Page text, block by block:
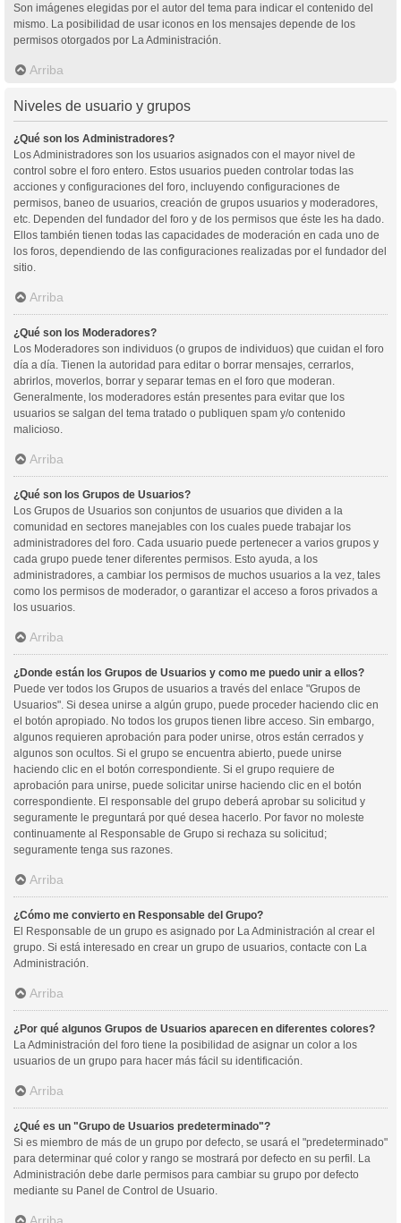
Son imágenes elegidas por el autor del tema para indicar el contenido del
mismo. La posibilidad de usar iconos en los mensajes depende de los
permisos otorgados por La Administración.
Arriba
Niveles de usuario y grupos
¿Qué son los Administradores?
Los Administradores son los usuarios asignados con el mayor nivel de
control sobre el foro entero. Estos usuarios pueden controlar todas las
acciones y configuraciones del foro, incluyendo configuraciones de
permisos, baneo de usuarios, creación de grupos usuarios y moderadores,
etc. Dependen del fundador del foro y de los permisos que éste les ha dado.
Ellos también tienen todas las capacidades de moderación en cada uno de
los foros, dependiendo de las configuraciones realizadas por el fundador del
sitio.
Arriba
¿Qué son los Moderadores?
Los Moderadores son individuos (o grupos de individuos) que cuidan el foro
día a día. Tienen la autoridad para editar o borrar mensajes, cerrarlos,
abrirlos, moverlos, borrar y separar temas en el foro que moderan.
Generalmente, los moderadores están presentes para evitar que los
usuarios se salgan del tema tratado o publiquen spam y/o contenido
malicioso.
Arriba
¿Qué son los Grupos de Usuarios?
Los Grupos de Usuarios son conjuntos de usuarios que dividen a la
comunidad en sectores manejables con los cuales puede trabajar los
administradores del foro. Cada usuario puede pertenecer a varios grupos y
cada grupo puede tener diferentes permisos. Esto ayuda, a los
administradores, a cambiar los permisos de muchos usuarios a la vez, tales
como los permisos de moderador, o garantizar el acceso a foros privados a
los usuarios.
Arriba
¿Donde están los Grupos de Usuarios y como me puedo unir a ellos?
Puede ver todos los Grupos de usuarios a través del enlace "Grupos de
Usuarios". Si desea unirse a algún grupo, puede proceder haciendo clic en
el botón apropiado. No todos los grupos tienen libre acceso. Sin embargo,
algunos requieren aprobación para poder unirse, otros están cerrados y
algunos son ocultos. Si el grupo se encuentra abierto, puede unirse
haciendo clic en el botón correspondiente. Si el grupo requiere de
aprobación para unirse, puede solicitar unirse haciendo clic en el botón
correspondiente. El responsable del grupo deberá aprobar su solicitud y
seguramente le preguntará por qué desea hacerlo. Por favor no moleste
continuamente al Responsable de Grupo si rechaza su solicitud;
seguramente tenga sus razones.
Arriba
¿Cómo me convierto en Responsable del Grupo?
El Responsable de un grupo es asignado por La Administración al crear el
grupo. Si está interesado en crear un grupo de usuarios, contacte con La
Administración.
Arriba
¿Por qué algunos Grupos de Usuarios aparecen en diferentes colores?
La Administración del foro tiene la posibilidad de asignar un color a los
usuarios de un grupo para hacer más fácil su identificación.
Arriba
¿Qué es un "Grupo de Usuarios predeterminado"?
Si es miembro de más de un grupo por defecto, se usará el "predeterminado"
para determinar qué color y rango se mostrará por defecto en su perfil. La
Administración debe darle permisos para cambiar su grupo por defecto
mediante su Panel de Control de Usuario.
Arriba